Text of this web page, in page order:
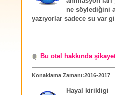
ne söylediğini
yazıyorlar sadece su var
Bu otel hakkında
Konaklama Zamanı:2016-2017
Hayal kirikligi